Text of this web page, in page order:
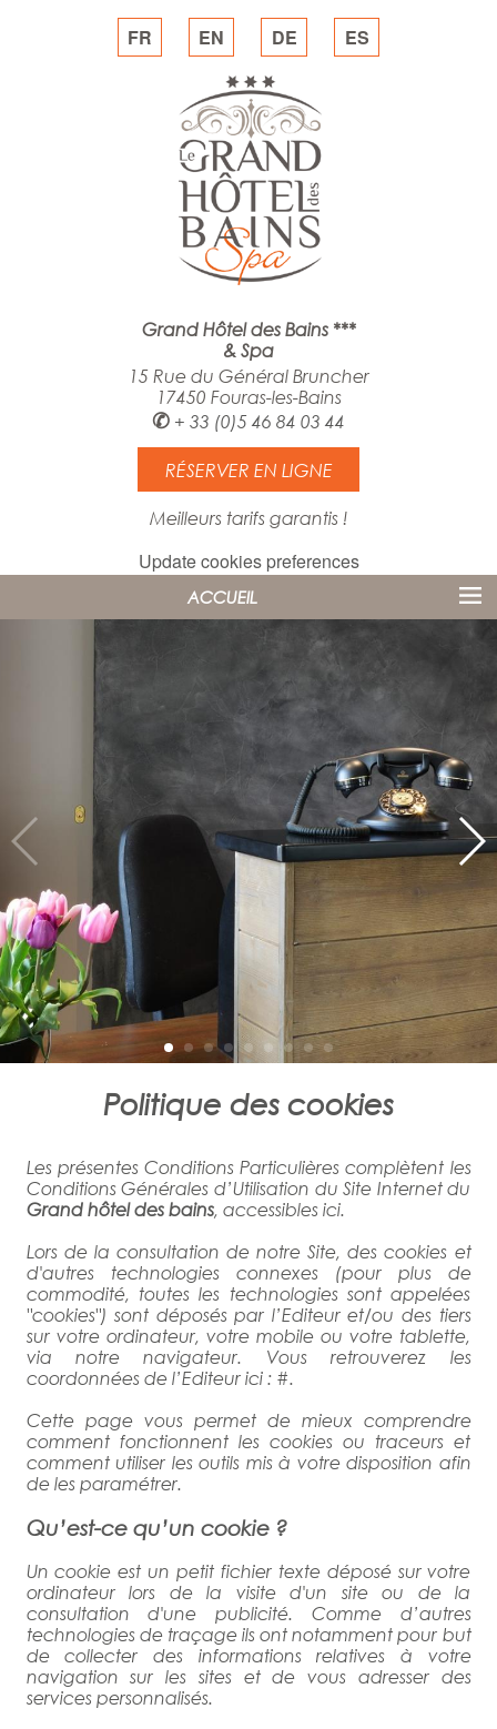
FR EN DE ES
Grand Hôtel des Bains ***
& Spa
15 Rue du Général Bruncher
17450 Fouras-les-Bains
✆ + 33 (0)5 46 84 03 44
RÉSERVER EN LIGNE
Meilleurs tarifs garantis !
Update cookies preferences
ACCUEIL
Politique des cookies
Les présentes Conditions Particulières complètent les
Conditions Générales d’Utilisation du Site Internet du
Grand hôtel des bains, accessibles ici.
Lors de la consultation de notre Site, des cookies et
d'autres technologies connexes (pour plus de
commodité, toutes les technologies sont appelées
"cookies") sont déposés par l’Editeur et/ou des tiers
sur votre ordinateur, votre mobile ou votre tablette,
via notre navigateur. Vous retrouverez les
coordonnées de l’Editeur ici : #.
Cette page vous permet de mieux comprendre
comment fonctionnent les cookies ou traceurs et
comment utiliser les outils mis à votre disposition afin
de les paramétrer.
Qu’est-ce qu’un cookie ?
Un cookie est un petit fichier texte déposé sur votre
ordinateur lors de la visite d'un site ou de la
consultation d'une publicité. Comme d’autres
technologies de traçage ils ont notamment pour but
de collecter des informations relatives à votre
navigation sur les sites et de vous adresser des
services personnalisés.